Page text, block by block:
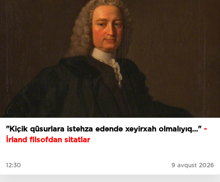
"Kiçik qüsurlara istehza edəndə xeyirxah olmalıyıq..."-
İrland filsofdan sitatlar
12:30 9 avqust 2026